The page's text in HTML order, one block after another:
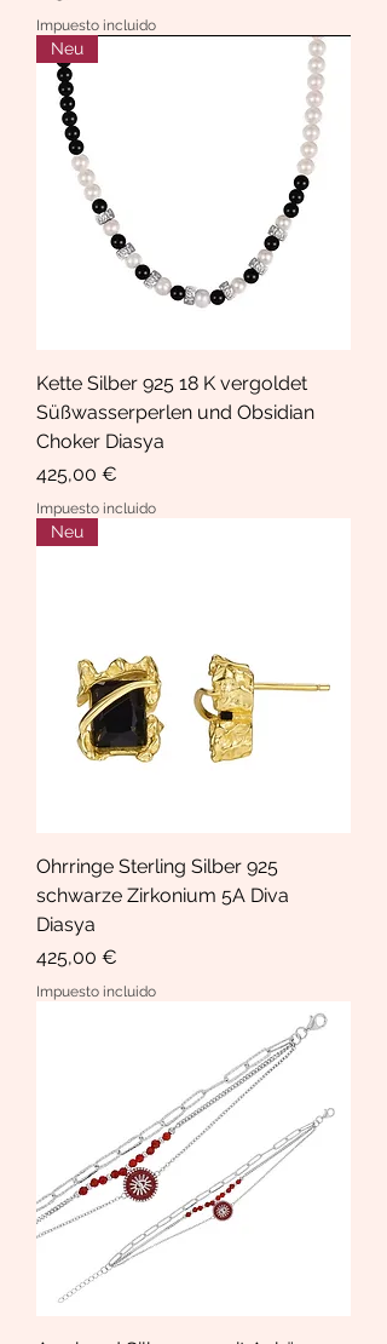
Impuesto incluido
Neu
Kette Silber 925 18 K vergoldet
Süßwasserperlen und Obsidian
Choker Diasya
Precio
425,00 €
Impuesto incluido
Neu
Ohrringe Sterling Silber 925
schwarze Zirkonium 5A Diva
Diasya
Precio
425,00 €
Impuesto incluido